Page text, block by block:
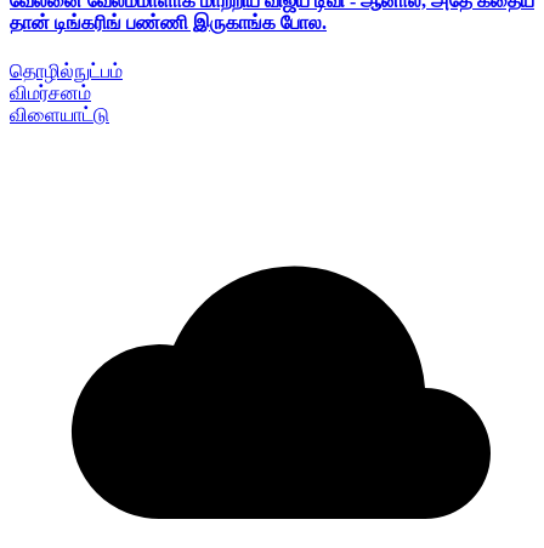
தான் டிங்கரிங் பண்ணி இருகாங்க போல.
தொழில்நுட்பம்
விமர்சனம்
விளையாட்டு